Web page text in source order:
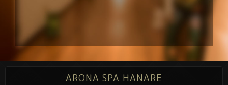
ARONA SPA HANARE